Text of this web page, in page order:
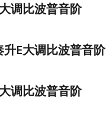
调比波普音阶
E大调比波普音阶
调比波普音阶